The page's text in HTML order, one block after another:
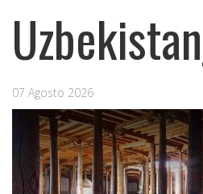
07 Agosto 2026